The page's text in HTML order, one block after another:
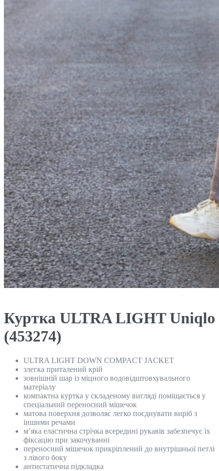
Куртка ULTRA LIGHT Uniqlo
(453274)
ULTRA LIGHT DOWN COMPACT JACKET
злегка приталений крій
зовнішній шар із міцного водовідштовхувального
матеріалу
компактна куртка у складеному вигляді поміщається у
спеціальний переносний мішечок
матова поверхня дозволяє легко поєднувати виріб з
іншими речами
м’яка еластична стрічка всередині рукавів забезпечує їх
фіксацію при закочуванні
переносний мішечок прикріплений до внутрішньої петлі
з лівого боку
антистатична підкладка